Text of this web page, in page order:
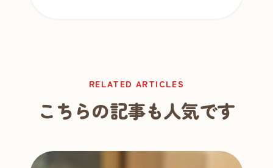
RELATED ARTICLES
こちらの記事も人気です